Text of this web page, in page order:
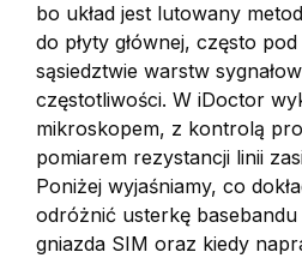
bo układ jest lutowany
do płyty głównej, często
sąsiedztwie warstw
częstotliwości. W iDoctor
mikroskopem, z kontrolą
pomiarem rezystancji linii
Poniżej wyjaśniamy, co
odróżnić usterkę
gniazda SIM oraz kiedy